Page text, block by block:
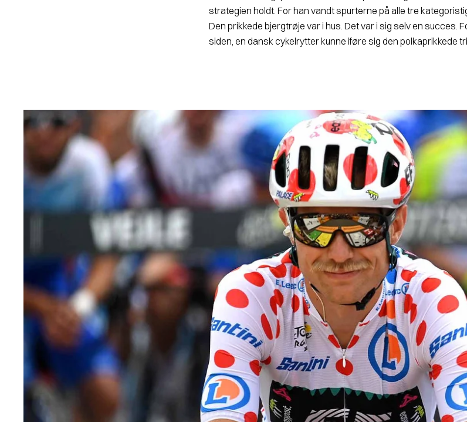
strategien holdt. For han vandt spurterne på alle tre
Den prikkede bjergtrøje var i hus. Det var i sig selv en succes.
siden, en dansk cykelrytter kunne iføre sig den polkaprikkede